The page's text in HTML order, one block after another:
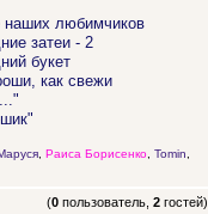
любимчиков
затеи - 2
букет
как свежи
, Раиса Борисенко, Tomin
(0 пользователь,2 гостей)